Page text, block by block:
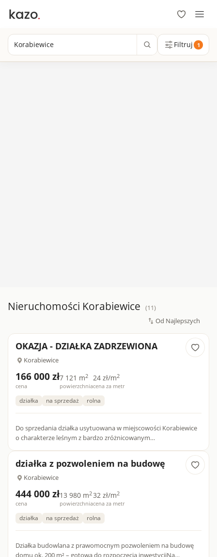
Korabiewice Filtruj 1
Nieruchomości Korabiewice (11)
OKAZJA - DZIAŁKA ZADRZEWIONA
Korabiewice
166 000 zł
cena
7 121 m2
powierzchnia
24 zł/m2
cena za metr
działka na sprzedaż rolna
Do sprzedania działka usytuowana w miejscowości Korabiewice
o charakterze leśnym z bardzo zróżnicowanym
działka z pozwoleniem na budowę
Korabiewice
444 000 zł
cena
13 980 m2
powierzchnia
32 zł/m2
cena za metr
działka na sprzedaż rolna
Działka budowlana z prawomocnym pozwoleniem na budowę
domu ok. 200 m² – gotowa do rozpoczęcia inwestycjiNa